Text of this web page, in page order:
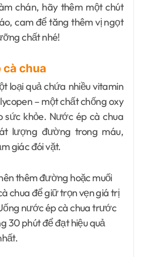
chán, hãy thêm một chút
cam để tăng thêm vị ngọt
chất nhé!
cà chua
loại quả chứa nhiều vitamin
– một chất chống oxy
sức khỏe. Nước ép cà chua
lượng đường trong máu,
giác đói vặt.
thêm đường hoặc muối
chua để giữ trọn vẹn giá trị
nước ép cà chua trước
30 phút để đạt hiệu quả